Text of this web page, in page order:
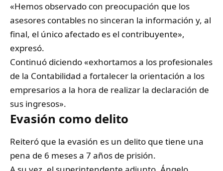
«Hemos observado con preocupación que los
asesores contables no sinceran la información y, al
final, el único afectado es el contribuyente»,
expresó.
Continuó diciendo «exhortamos a los profesionales
de la Contabilidad a fortalecer la orientación a los
empresarios a la hora de realizar la declaración de
sus ingresos».
Evasión como delito
Reiteró que la evasión es un delito que tiene una
pena de 6 meses a 7 años de prisión.